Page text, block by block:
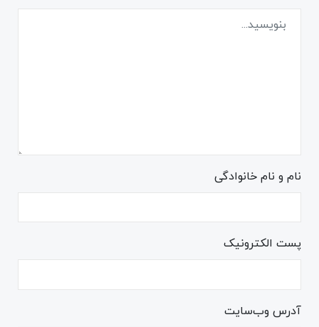
نام و نام خانوادگی
پست الکترونیک
آدرس وب‌سایت